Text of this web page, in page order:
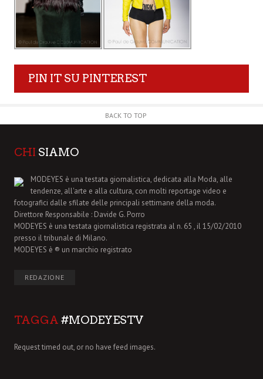
PIN IT SU PINTEREST
BACK TO TOP
CHI SIAMO
MODEYES è una testata giornalistica, dedicata alla Moda, alle
tendenze, all'arte e alla cultura, con molti reportage video e
fotografici dalle sfilate delle principali settimane della moda.
Direttore Responsabile : Davide G. Porro
MODEYES è una testata giornalistica registrata al n. 65 , il 15/02/2010
presso il tribunale di Milano.
MODEYES è ® un marchio registrato
REDAZIONE
TAGGA #MODEYESTV
Request timed out, or no have feed images.